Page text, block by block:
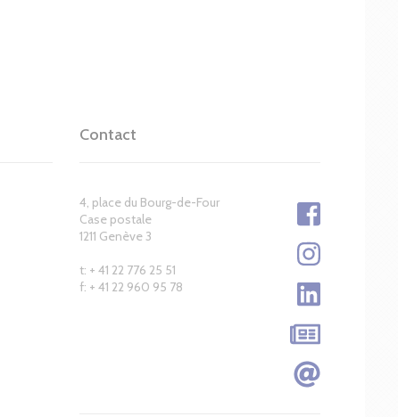
Contact
4, place du Bourg-de-Four
Case postale
1211 Genève 3
t: + 41 22 776 25 51
f: + 41 22 960 95 78